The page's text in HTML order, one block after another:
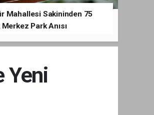
Mahallesi Sakininden 75
Merkez Park Anısı
Yeni